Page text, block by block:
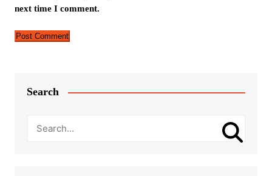
next time I comment.
Search